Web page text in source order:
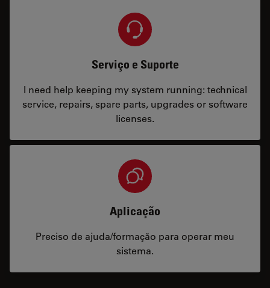
Serviço e Suporte
I need help keeping my system running: technical
service, repairs, spare parts, upgrades or software
licenses.
Aplicação
Preciso de ajuda/formação para operar meu
sistema.